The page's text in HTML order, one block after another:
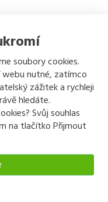
soubory cookies.
nutné, zatímco
zážitek a rychleji
hledáte.
Svůj souhlas
na tlačítko Přijmout
zubů
řezání dřeva. Řezání
desek.
2,3 tloušťka...